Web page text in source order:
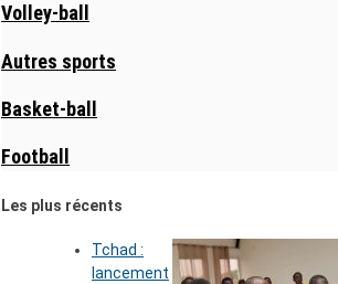
Volley-ball
Autres sports
Basket-ball
Football
Les plus récents
Tchad :
lancement